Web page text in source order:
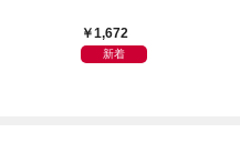
1,672
新着